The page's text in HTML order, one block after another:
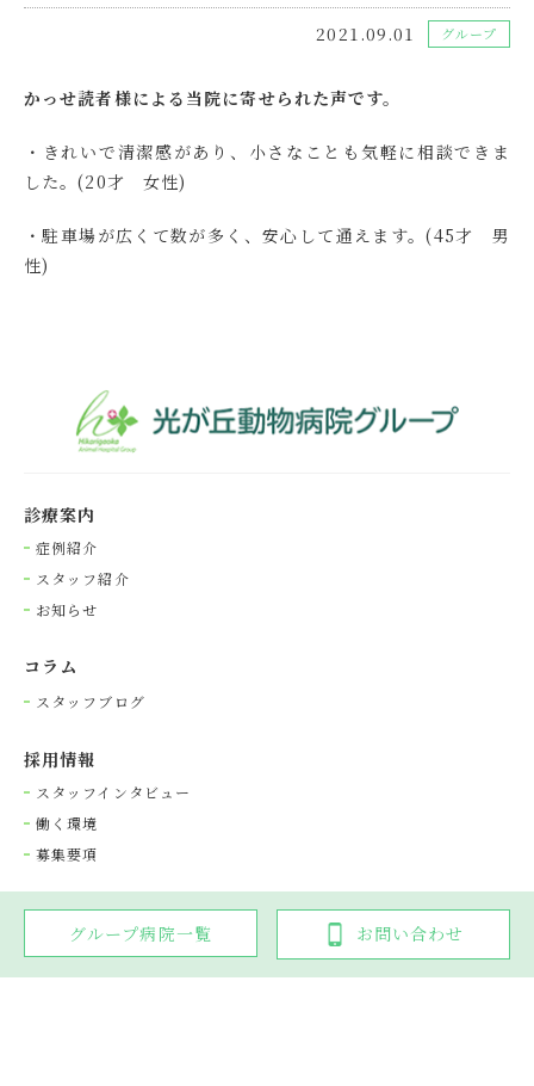
2021.09.01 グループ
かっせ読者様による当院に寄せられた声です。
・きれいで清潔感があり、小さなことも気軽に相談できま
した。(20才 女性)
・駐車場が広くて数が多く、安心して通えます。(45才 男
性)
診療案内
症例紹介
スタッフ紹介
お知らせ
コラム
スタッフブログ
採⽤情報
スタッフインタビュー
働く環境
募集要項
Copyright © 光が丘動物病院グループ. All rights reserved.
グループ病院一覧 お問い合わせ